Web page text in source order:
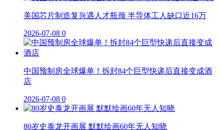
美国芯片制造复兴遇人才瓶颈 半导体工人缺口近16万
2026-07-08 0
中国预制房全球爆单！拆封84个巨型快递后直接变成酒
店
2026-07-08 0
80岁史泰龙开画展 默默绘画60年无人知晓